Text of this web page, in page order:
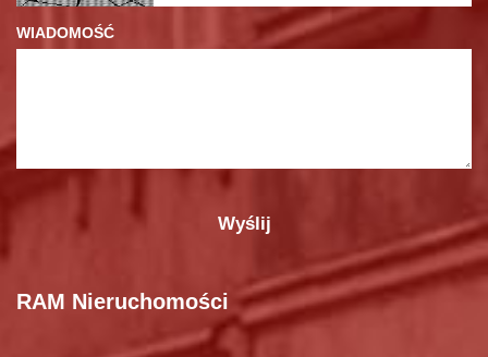
WIADOMOŚĆ
RAM Nieruchomości